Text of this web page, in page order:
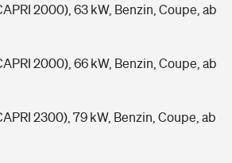
2000), 63 kW, Benzin, Coupe, ab
2000), 66 kW, Benzin, Coupe, ab
2300), 79 kW, Benzin, Coupe, ab